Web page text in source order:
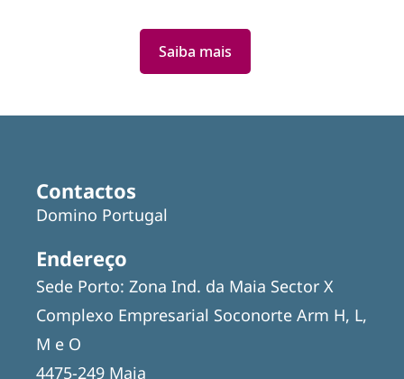
Saiba mais
Featured
Contactos
Domino Portugal
Endereço
Sede Porto: Zona Ind. da Maia Sector X
Complexo Empresarial Soconorte Arm H, L,
M e O
4475-249 Maia